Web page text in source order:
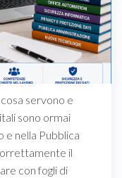
servono e
sono ormai
e nella Pubblica
il
con fogli di